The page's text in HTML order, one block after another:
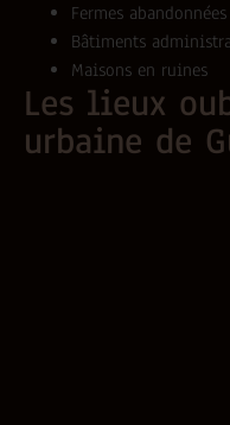
Fermes abandonnées
Bâtiments
Maisons en ruines
Les lieux
urbaine de